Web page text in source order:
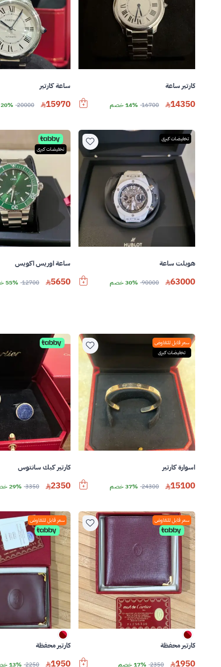
كارتير ساعة
14350
16700 14% خصم
ساعة كارتير
15970
20000 20% خصم
تخفيضات كبرى
هوبلت ساعة
63000
90000 30% خصم
تخفيضات كبرى
ساعة اوريس اكويس
5650
12700 55% خصم
سعر قابل للتفاوض
تخفيضات كبرى
اسوارة كارتير
15100
24300 37% خصم
كارتير كبك سانتوس
2350
3350 29% خصم
سعر قابل للتفاوض
كارتير محفظة
1950
2350 17% خصم
سعر قابل للتفاوض
كارتير محفظة
1950
2250 13% خصم